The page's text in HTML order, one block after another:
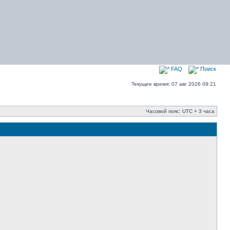
FAQ Поиск
Текущее время: 07 авг 2026 09:21
Часовой пояс: UTC + 3 часа